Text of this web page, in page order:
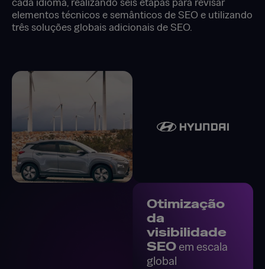
elementos técnicos e semânticos de SEO e utilizando
três soluções globais adicionais de SEO.
Otimização
da
visibilidade
SEOem escala
global